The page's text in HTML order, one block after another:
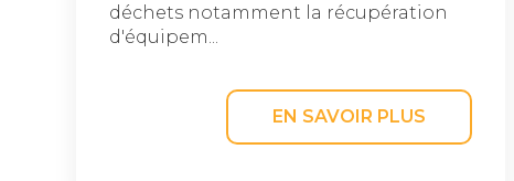
déchets notamment la récupération
d'équipem...
EN SAVOIR PLUS